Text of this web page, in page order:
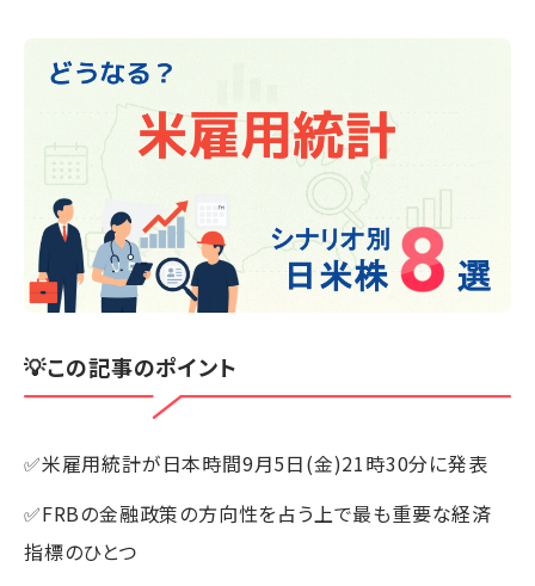
💡この記事のポイント
✅米雇用統計が日本時間9月5日(金)21時30分に発表
✅FRBの金融政策の方向性を占う上で最も重要な経済
指標のひとつ